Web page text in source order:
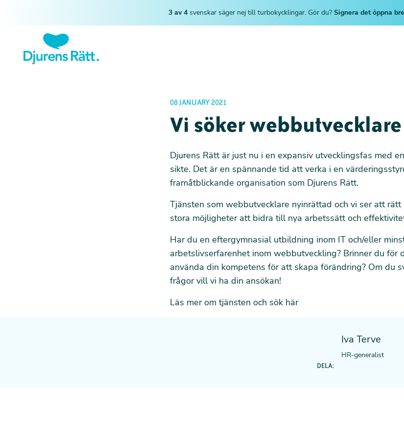
3 av 4 svenskar säger nej till turbokycklingar. Gör du? Signera det öppna
08 JANUARY 2021
Vi söker webbutvecklare
Djurens Rätt är just nu i en expansiv utvecklingsfas med
sikte. Det är en spännande tid att verka i en
framåtblickande organisation som Djurens Rätt.
Tjänsten som webbutvecklare nyinrättad och vi ser att rätt
stora möjligheter att bidra till nya arbetssätt och
Har du en eftergymnasial utbildning inom IT och/eller
arbetslivserfarenhet inom webbutveckling? Brinner du för
använda din kompetens för att skapa förändring? Om du
frågor vill vi ha din ansökan!
Läs mer om tjänsten och sök här
Iva Terve
HR-generalist
DELA: